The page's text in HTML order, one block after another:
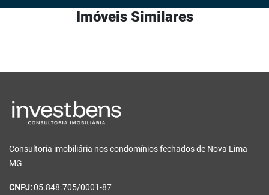
Imóveis Similares
Consultoria imobiliária nos condomínios fechados de Nova Lima -
MG
CNPJ:05.848.705/0001-87